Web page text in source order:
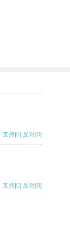
支持[0] 反对[0]
支持[0] 反对[0]